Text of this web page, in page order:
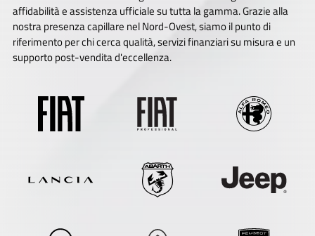
affidabilità e assistenza ufficiale su tutta la gamma. Grazie alla
nostra presenza capillare nel Nord-Ovest, siamo il punto di
riferimento per chi cerca qualità, servizi finanziari su misura e un
supporto post-vendita d'eccellenza.